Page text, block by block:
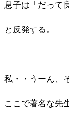
息子は「だって
と反発する。
私・・うーん、
ここで著名な先